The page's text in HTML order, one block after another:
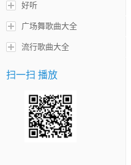
好听
广场舞歌曲大全
流行歌曲大全
扫一扫 播放